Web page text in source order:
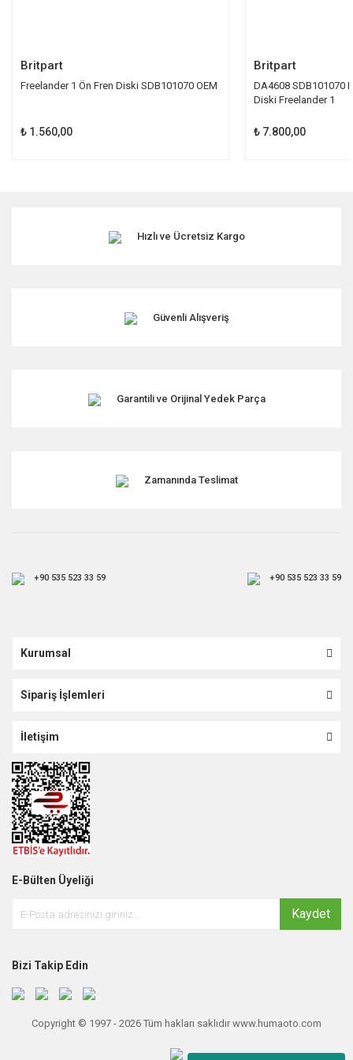
Britpart
Freelander 1 Ön Fren Diski SDB101070 OEM
₺ 1.560,00
Britpart
DA4608 SDB101070
Diski Freelander 1
₺ 7.800,00
Hızlı ve Ücretsiz Kargo
Güvenli Alışveriş
Garantili ve Orijinal Yedek Parça
Zamanında Teslimat
+90 535 523 33 59 +90 535 523 33 59
Kurumsal
Sipariş İşlemleri
İletişim
E-Bülten Üyeliği
Kaydet
Bizi Takip Edin
Copyright © 1997 - 2026 Tüm hakları saklıdır www.humaoto.com